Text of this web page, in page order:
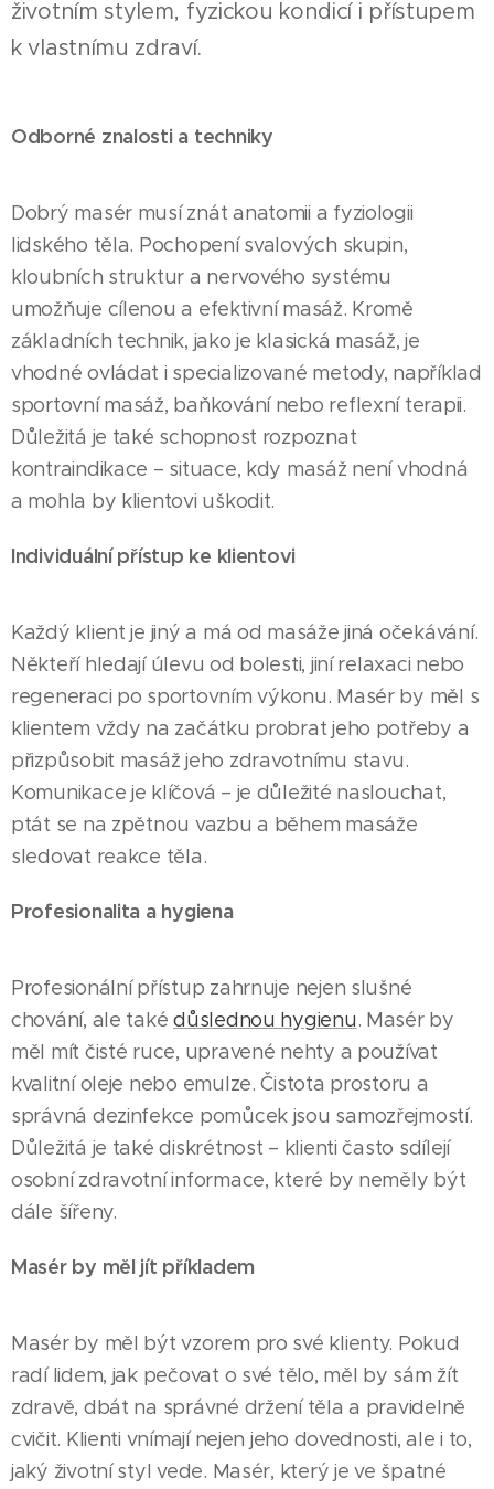
životním stylem, fyzickou kondicí i přístupem
k vlastnímu zdraví.
Odborné znalosti a techniky
Dobrý masér musí znát anatomii a fyziologii
lidského těla. Pochopení svalových skupin,
kloubních struktur a nervového systému
umožňuje cílenou a efektivní masáž. Kromě
základních technik, jako je klasická masáž, je
vhodné ovládat i specializované metody, například
sportovní masáž, baňkování nebo reflexní terapii.
Důležitá je také schopnost rozpoznat
kontraindikace – situace, kdy masáž není vhodná
a mohla by klientovi uškodit.
Individuální přístup ke klientovi
Každý klient je jiný a má od masáže jiná očekávání.
Někteří hledají úlevu od bolesti, jiní relaxaci nebo
regeneraci po sportovním výkonu. Masér by měl s
klientem vždy na začátku probrat jeho potřeby a
přizpůsobit masáž jeho zdravotnímu stavu.
Komunikace je klíčová – je důležité naslouchat,
ptát se na zpětnou vazbu a během masáže
sledovat reakce těla.
Profesionalita a hygiena
Profesionální přístup zahrnuje nejen slušné
chování, ale takédůslednou hygienu. Masér by
měl mít čisté ruce, upravené nehty a používat
kvalitní oleje nebo emulze. Čistota prostoru a
správná dezinfekce pomůcek jsou samozřejmostí.
Důležitá je také diskrétnost – klienti často sdílejí
osobní zdravotní informace, které by neměly být
dále šířeny.
Masér by měl jít příkladem
Masér by měl být vzorem pro své klienty. Pokud
radí lidem, jak pečovat o své tělo, měl by sám žít
zdravě, dbát na správné držení těla a pravidelně
cvičit. Klienti vnímají nejen jeho dovednosti, ale i to,
jaký životní styl vede. Masér, který je ve špatné